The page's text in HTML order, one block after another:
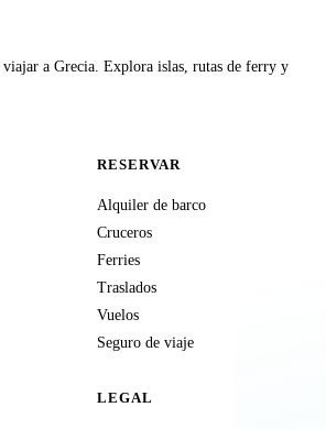
a Grecia. Explora islas, rutas de ferry y
RESERVAR
Alquiler de barco
Cruceros
Ferries
Traslados
Vuelos
Seguro de viaje
LEGAL